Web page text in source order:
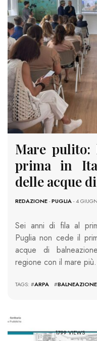
Mare pulito:
prima in
delle acque
REDAZIONE-PUGLIA- 4
Sei anni di fila al
Puglia non cede il
acque di
regione con il mare
TAGS: #ARPA #BALNEAZIONE
1799 VIEWS